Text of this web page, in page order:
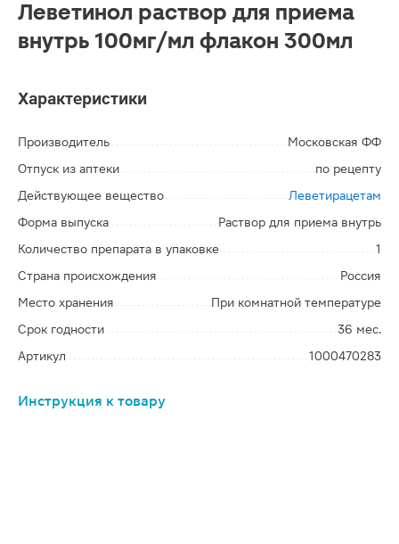
Леветинол раствор для приема
внутрь 100мг/мл флакон 300мл
Характеристики
Производитель
Московская ФФ
Отпуск из аптеки
по рецепту
Действующее вещество
Леветирацетам
Форма выпуска
Раствор для приема внутрь
Количество препарата в упаковке
1
Страна происхождения
Россия
Место хранения
При комнатной температуре
Срок годности
36 мес.
Артикул
1000470283
Инструкция к товару